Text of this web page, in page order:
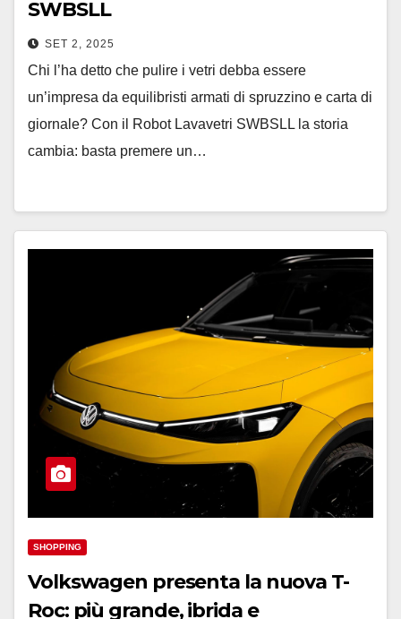
SWBSLL
SET 2, 2025
Chi l’ha detto che pulire i vetri debba essere
un’impresa da equilibristi armati di spruzzino e carta di
giornale? Con il Robot Lavavetri SWBSLL la storia
cambia: basta premere un…
SHOPPING
Volkswagen presenta la nuova T-
Roc: più grande, ibrida e